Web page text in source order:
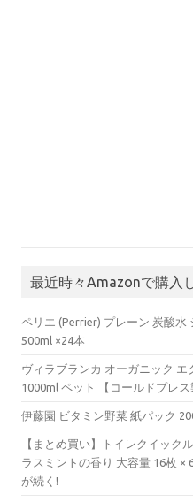
最近時々Amazonで購入
ペリエ (Perrier) プレーン 炭酸水
500ml ×24本
ヴィラブランカ オーガニック
1000ml ペット 【コールドプレス
伊藤園 ビタミン野菜 紙パック
【まとめ買い】トイレクイック
ラスミントの香り 大容量 16枚 ×
が続く!